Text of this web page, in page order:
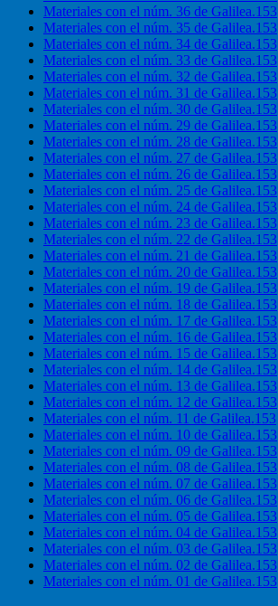
Materiales con el núm. 36 de Galilea.153
Materiales con el núm. 35 de Galilea.153
Materiales con el núm. 34 de Galilea.153
Materiales con el núm. 33 de Galilea.153
Materiales con el núm. 32 de Galilea.153
Materiales con el núm. 31 de Galilea.153
Materiales con el núm. 30 de Galilea.153
Materiales con el núm. 29 de Galilea.153
Materiales con el núm. 28 de Galilea.153
Materiales con el núm. 27 de Galilea.153
Materiales con el núm. 26 de Galilea.153
Materiales con el núm. 25 de Galilea.153
Materiales con el núm. 24 de Galilea.153
Materiales con el núm. 23 de Galilea.153
Materiales con el núm. 22 de Galilea.153
Materiales con el núm. 21 de Galilea.153
Materiales con el núm. 20 de Galilea.153
Materiales con el núm. 19 de Galilea.153
Materiales con el núm. 18 de Galilea.153
Materiales con el núm. 17 de Galilea.153
Materiales con el núm. 16 de Galilea.153
Materiales con el núm. 15 de Galilea.153
Materiales con el núm. 14 de Galilea.153
Materiales con el núm. 13 de Galilea.153
Materiales con el núm. 12 de Galilea.153
Materiales con el núm. 11 de Galilea.153
Materiales con el núm. 10 de Galilea.153
Materiales con el núm. 09 de Galilea.153
Materiales con el núm. 08 de Galilea.153
Materiales con el núm. 07 de Galilea.153
Materiales con el núm. 06 de Galilea.153
Materiales con el núm. 05 de Galilea.153
Materiales con el núm. 04 de Galilea.153
Materiales con el núm. 03 de Galilea.153
Materiales con el núm. 02 de Galilea.153
Materiales con el núm. 01 de Galilea.153